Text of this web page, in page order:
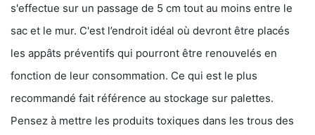
s'effectue sur un passage de 5 cm tout au moins entre le
sac et le mur. C'est l’endroit idéal où devront être placés
les appâts préventifs qui pourront être renouvelés en
fonction de leur consommation. Ce qui est le plus
recommandé fait référence au stockage sur palettes.
Pensez à mettre les produits toxiques dans les trous des